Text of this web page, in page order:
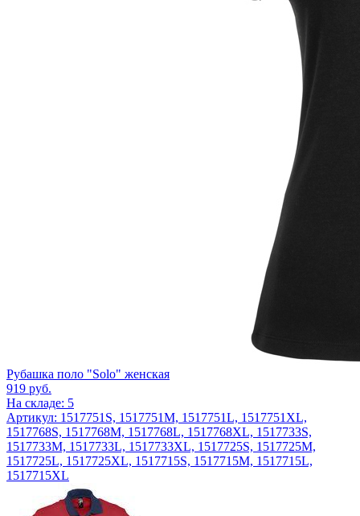
Рубашка поло "Solo" женская
919 руб.
На складе: 5
Артикул: 1517751S, 1517751M, 1517751L, 1517751XL,
1517768S, 1517768M, 1517768L, 1517768XL, 1517733S,
1517733M, 1517733L, 1517733XL, 1517725S, 1517725M,
1517725L, 1517725XL, 1517715S, 1517715M, 1517715L,
1517715XL